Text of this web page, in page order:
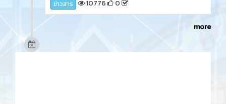
ข่าวสาร 10776 0
more